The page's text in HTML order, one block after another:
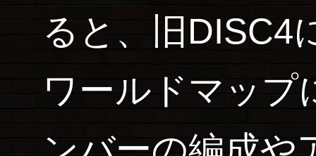
ると、旧DISC4
ワールドマップ